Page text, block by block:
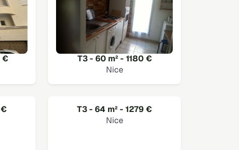
€
T3 - 60 m² - 1180 €
Nice
€
T3 - 64 m² - 1279 €
Nice